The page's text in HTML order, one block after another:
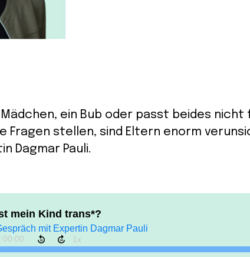
Mädchen, ein Bub oder passt beides nicht
Fragen stellen, sind Eltern enorm
Dagmar Pauli.